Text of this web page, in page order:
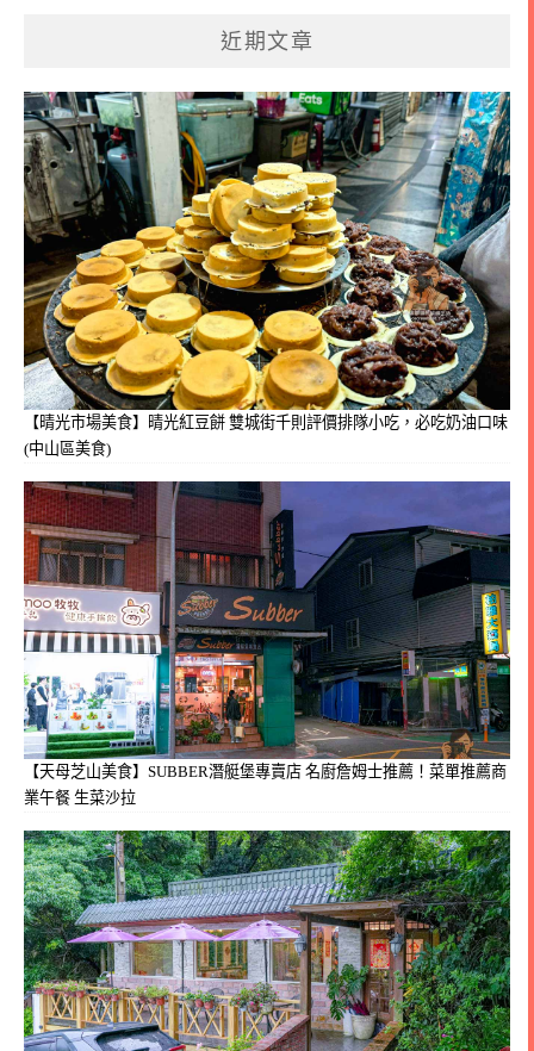
近期文章
【晴光市場美食】晴光紅豆餅 雙城街千則評價排隊小吃，必吃奶油口味
(中山區美食)
【天母芝山美食】SUBBER潛艇堡專賣店 名廚詹姆士推薦！菜單推薦商
業午餐 生菜沙拉